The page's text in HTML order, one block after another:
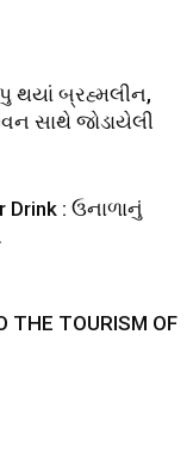
થયાં બ્રહ્મલીન,
સાથે જોડાયેલી
Drink : ઉનાળાનું
THE TOURISM OF